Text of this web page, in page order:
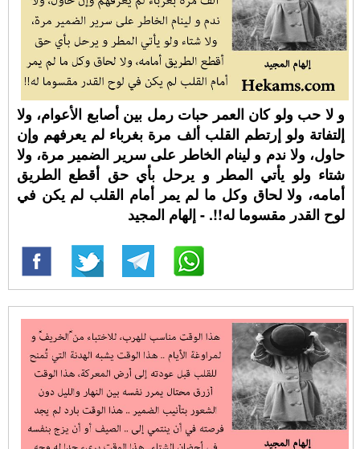
و لا حب ولو كان العمر حبات رمل بين أصابع الأعوام، ولا
إلتفاتة ولو إرتطم القلب ألف مرة بغرباء لم يعرفهم وإن
حاول، ولا ندم و لينام الخاطر على سرير الضمير مرة، ولا
شتاء ولو يأتي المطر و يرحل بأي حق أقطع الطريق
أمامه، ولا لحاق وكل ما لم يمر أمام القلب لم يكن في
لوح القدر مقسوما له!!. - إلهام المجيد